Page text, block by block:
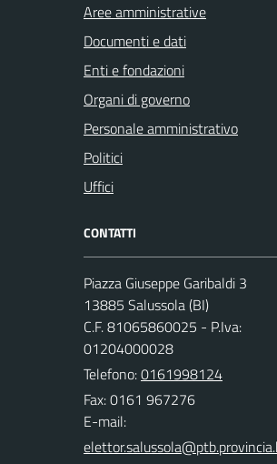
Aree amministrative
Documenti e dati
Enti e fondazioni
Organi di governo
Personale amministrativo
Politici
Uffici
CONTATTI
Piazza Giuseppe Garibaldi 3
13885 Salussola (BI)
C.F. 81065860025 - P.Iva:
01204000028
Telefono:0161998124
Fax: 0161 967276
E-mail: